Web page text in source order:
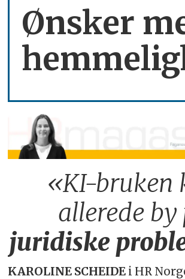
Ønsker
«KI-bruken
allerede by
juridiske
KAROLINE SCHEIDE i HR